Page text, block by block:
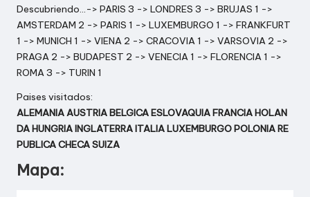
A
|
A
G
E
N
C
I
Descubriendo…-> PARIS 3 -> LONDRES 3 -> BRUJAS 1 ->
AMSTERDAM 2 -> PARIS 1 -> LUXEMBURGO 1 -> FRANKFURT
1 -> MUNICH 1 -> VIENA 2 -> CRACOVIA 1 -> VARSOVIA 2 ->
PRAGA 2 -> BUDAPEST 2 -> VENECIA 1 -> FLORENCIA 1 ->
ROMA 3 -> TURIN 1
Paises visitados:
ALEMANIA AUSTRIABELGICAESLOVAQUIAFRANCIAHOLAN
DAHUNGRIAINGLATERRAITALIALUXEMBURGOPOLONIARE
PUBLICA CHECASUIZA
Mapa: